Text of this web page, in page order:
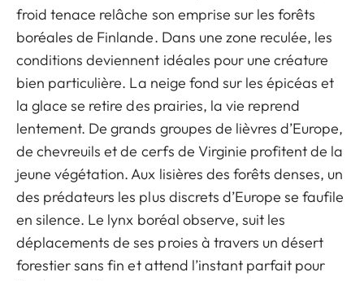
froid tenace relâche son emprise sur les forêts
boréales de Finlande. Dans une zone reculée, les
conditions deviennent idéales pour une créature
bien particulière. La neige fond sur les épicéas et
la glace se retire des prairies, la vie reprend
lentement. De grands groupes de lièvres d’Europe,
de chevreuils et de cerfs de Virginie profitent de la
jeune végétation. Aux lisières des forêts denses, un
des prédateurs les plus discrets d’Europe se faufile
en silence. Le lynx boréal observe, suit les
déplacements de ses proies à travers un désert
forestier sans fin et attend l’instant parfait pour